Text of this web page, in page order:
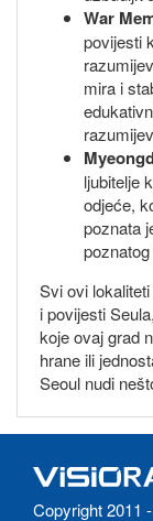
War
povijesti
mira i
ljubitelje
odjeće,
poznata
Svi ovi
i povijesti
koje ovaj grad
hrane ili
Seoul nudi
Copyright 2011